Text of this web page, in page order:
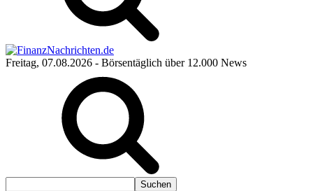
Freitag, 07.08.2026 - Börsentäglich über 12.000 News